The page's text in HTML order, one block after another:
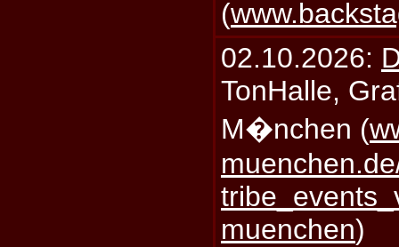
(
02.10.2026:
TonHalle,
M�nchen (
muenchen)